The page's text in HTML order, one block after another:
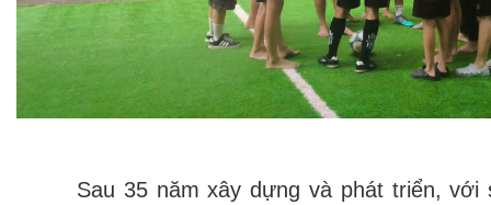
Sau 35 năm xây dựng và phát triển, với